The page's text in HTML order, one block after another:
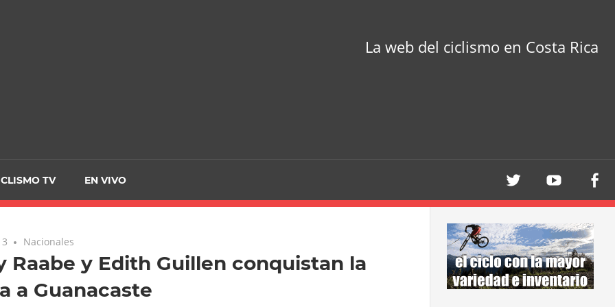
La web del ciclismo en Costa Rica
TV EN VIVO
Nacionales
Raabe y Edith Guillen conquistan la
a Guanacaste